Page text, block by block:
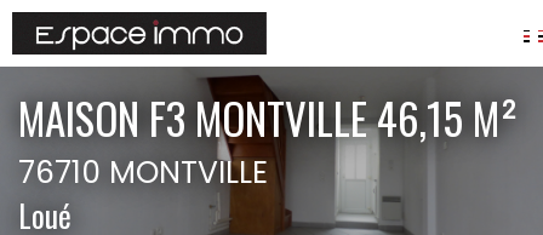
AGENCES
ANNONCES
VIAGER
IMMOBILIER D'ENTREPRISE
MAISON F3 MONTVILLE 46,15 M²
76710 MONTVILLE
Loué